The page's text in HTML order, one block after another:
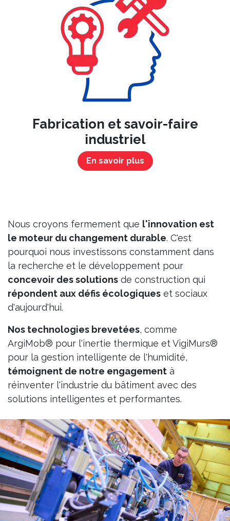
Fabrication et savoir-faire
industriel
En savoir plus
Nous croyons fermement que l'innovation est
le moteur du changement durable. C'est
pourquoi nous investissons constamment dans
la recherche et le développement pour
concevoir des solutions de construction qui
répondent aux défis écologiques et sociaux
d'aujourd'hui.
Nos technologies brevetées, comme
ArgiMob® pour l'inertie thermique et VigiMurs®
pour la gestion intelligente de l'humidité,
témoignent de notre engagement à
réinventer l'industrie du bâtiment avec des
solutions intelligentes et performantes.​